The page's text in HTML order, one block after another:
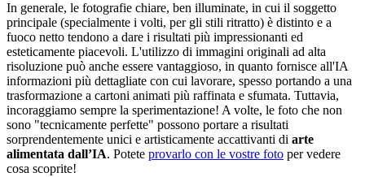
In generale, le fotografie chiare, ben illuminate, in cui il soggetto
principale (specialmente i volti, per gli stili ritratto) è distinto e a
fuoco netto tendono a dare i risultati più impressionanti ed
esteticamente piacevoli. L'utilizzo di immagini originali ad alta
risoluzione può anche essere vantaggioso, in quanto fornisce all'IA
informazioni più dettagliate con cui lavorare, spesso portando a una
trasformazione a cartoni animati più raffinata e sfumata. Tuttavia,
incoraggiamo sempre la sperimentazione! A volte, le foto che non
sono "tecnicamente perfette" possono portare a risultati
sorprendentemente unici e artisticamente accattivanti di arte
alimentata dall’IA. Potete provarlo con le vostre foto per vedere
cosa scoprite!